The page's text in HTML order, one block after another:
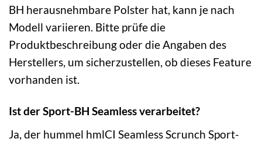
BH herausnehmbare Polster hat, kann je nach
Modell variieren. Bitte prüfe die
Produktbeschreibung oder die Angaben des
Herstellers, um sicherzustellen, ob dieses Feature
vorhanden ist.
Ist der Sport-BH Seamless verarbeitet?
Ja, der hummel hmlCI Seamless Scrunch Sport-